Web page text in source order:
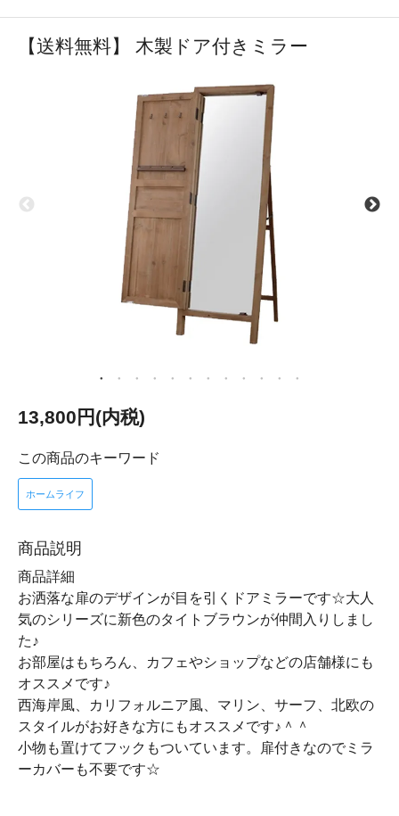
【送料無料】 木製ドア付きミラー
13,800円(内税)
この商品のキーワード
ホームライフ
商品説明
商品詳細
お洒落な扉のデザインが目を引くドアミラーです☆大人
気のシリーズに新色のタイトブラウンが仲間入りしまし
た♪
お部屋はもちろん、カフェやショップなどの店舗様にも
オススメです♪
西海岸風、カリフォルニア風、マリン、サーフ、北欧の
スタイルがお好きな方にもオススメです♪＾＾
小物も置けてフックもついています。扉付きなのでミラ
ーカバーも不要です☆